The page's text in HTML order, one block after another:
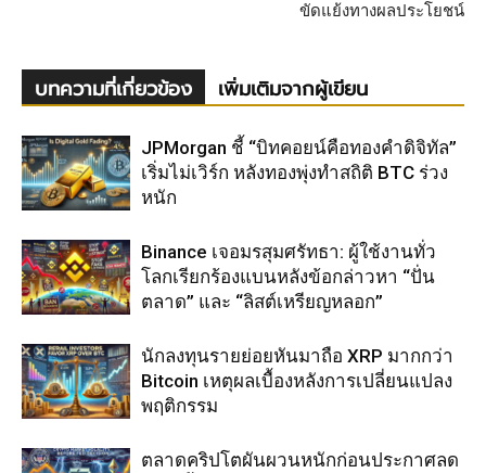
ขัดแย้งทางผลประโยชน์
บทความที่เกี่ยวข้อง เพิ่มเติมจากผู้เขียน
JPMorgan ชี้ “บิทคอยน์คือทองคำดิจิทัล”
เริ่มไม่เวิร์ก หลังทองพุ่งทำสถิติ BTC ร่วง
หนัก
Binance เจอมรสุมศรัทธา: ผู้ใช้งานทั่ว
โลกเรียกร้องแบนหลังข้อกล่าวหา “ปั่น
ตลาด” และ “ลิสต์เหรียญหลอก”
นักลงทุนรายย่อยหันมาถือ XRP มากกว่า
Bitcoin เหตุผลเบื้องหลังการเปลี่ยนแปลง
พฤติกรรม
ตลาดคริปโตผันผวนหนักก่อนประกาศลด